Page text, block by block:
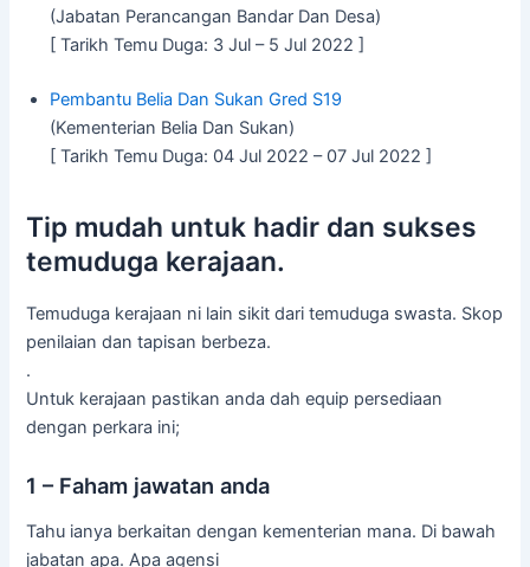
(Jabatan Perancangan Bandar Dan Desa)
[ Tarikh Temu Duga: 3 Jul – 5 Jul 2022 ]
Pembantu Belia Dan Sukan Gred S19
(Kementerian Belia Dan Sukan)
[ Tarikh Temu Duga: 04 Jul 2022 – 07 Jul 2022 ]
Tip mudah untuk hadir dan sukses
temuduga kerajaan.
Temuduga kerajaan ni lain sikit dari temuduga swasta. Skop
penilaian dan tapisan berbeza.
.
Untuk kerajaan pastikan anda dah equip persediaan
dengan perkara ini;
1 – Faham jawatan anda
Tahu ianya berkaitan dengan kementerian mana. Di bawah
jabatan apa. Apa agensi